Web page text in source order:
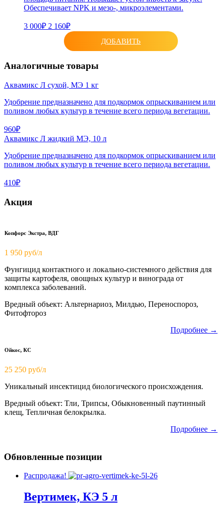
Обеспечивает NPK и мезо-, микроэлементами.
3 000₽ 2 160₽
ДОБАВИТЬ
Аналогичные товары
Аквамикс Л сухой, МЭ 1 кг
Удобрение предназначено для подкормок опрыскиванием или
поливом любых культур в течение всего периода вегетации.
960₽
Аквамикс Л жидкий МЭ, 10 л
Удобрение предназначено для подкормок опрыскиванием или
поливом любых культур в течение всего периода вегетации.
410₽
Акция
Копфорс Экстра, ВДГ
1 950 руб/л
Фунгицид контактного и локально-системного действия для
защиты картофеля, овощных культур и винограда от
комплекса заболеваний.
Вредный объект: Альтернариоз, Милдью, Переноспороз,
Фитофтороз
Подробнее →
Ойкос, КС
25 250 руб/л
Уникальный инсектицид биологического происхождения.
Вредный объект: Тли, Трипсы, Обыкновенный паутинный
клещ, Тепличная белокрылка.
Подробнее →
Обновленные позиции
Распродажа!
Вертимек, КЭ 5 л